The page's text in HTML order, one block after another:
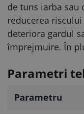
de tuns iarba sau
reducerea
deteriora gardul
împrejmuire. În
Parametri
Parametru